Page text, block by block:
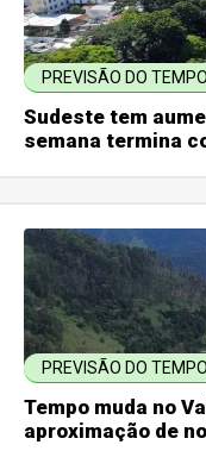
PREVISÃO DO TEMPO
Sudeste tem
semana termina
PREVISÃO DO TEMPO
Tempo muda no
aproximação de